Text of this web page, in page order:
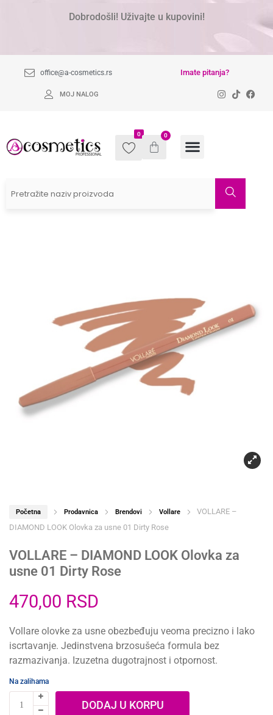
Dobrodošli! Uživajte u kupovini!
office@a-cosmetics.rs Imate pitanja?
MOJ NALOG
0 0
Početna Prodavnica Brendovi Vollare
VOLLARE –
DIAMOND LOOK Olovka za usne 01 Dirty Rose
VOLLARE – DIAMOND LOOK Olovka za
usne 01 Dirty Rose
470,00 RSD
Vollare olovke za usne obezbeđuju veoma precizno i lako
iscrtavanje. Jedinstvena brzosušeća formula bez
razmazivanja. Izuzetna dugotrajnost i otpornost.
Na zalihama
DODAJ U KORPU